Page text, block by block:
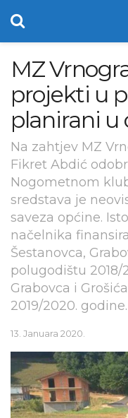
MZ
projekti u
planirani u
Na zahtjev MZ
Fikret Abdić
Nogometnom
sredstava je
saveza općine.
načelnika
Šestanovca,
polugodištu 2018/
Grabovca i
2019/2020. godine.
13. Januara 2020.